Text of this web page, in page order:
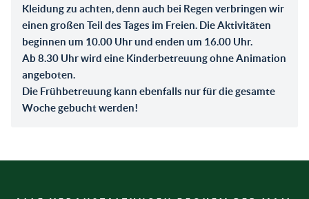
Kleidung zu achten, denn auch bei Regen verbringen wir
einen großen Teil des Tages im Freien. Die Aktivitäten
beginnen um 10.00 Uhr und enden um 16.00 Uhr.
Ab 8.30 Uhr wird eine Kinderbetreuung ohne Animation
angeboten.
Die Frühbetreuung kann ebenfalls nur für die gesamte
Woche gebucht werden!